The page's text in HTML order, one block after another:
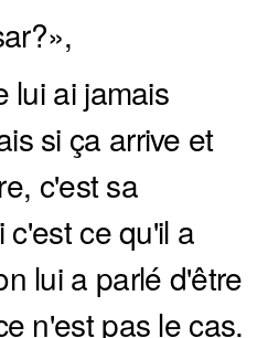
lui ai jamais
si ça arrive et
c'est sa
ce qu'il a
lui a parlé d'être
n'est pas le cas.